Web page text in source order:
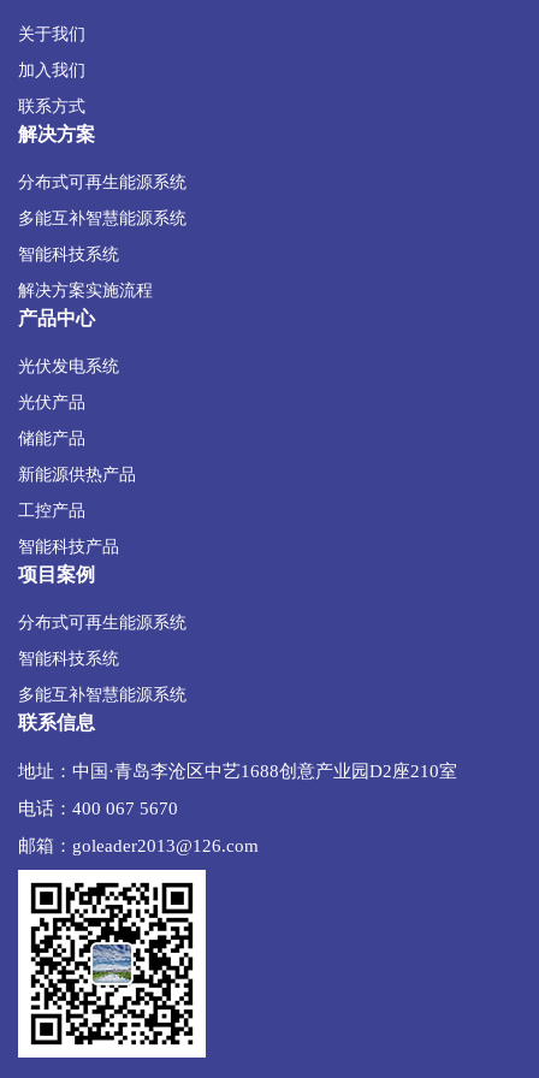
关于我们
加入我们
联系方式
解决方案
分布式可再生能源系统
多能互补智慧能源系统
智能科技系统
解决方案实施流程
产品中心
光伏发电系统
光伏产品
储能产品
新能源供热产品
工控产品
智能科技产品
项目案例
分布式可再生能源系统
智能科技系统
多能互补智慧能源系统
联系信息
地址：中国·青岛李沧区中艺1688创意产业园D2座210室
电话：400 067 5670
邮箱：goleader2013@126.com